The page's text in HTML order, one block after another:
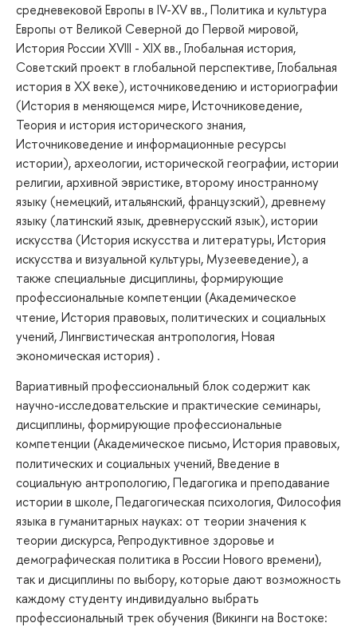
средневековой Европы в IV-XV вв., Политика и культура
Европы от Великой Северной до Первой мировой,
История России XVIII - XIX вв., Глобальная история,
Советский проект в глобальной перспективе, Глобальная
история в ХХ веке), источниковедению и историографии
(История в меняющемся мире, Источниковедение,
Теория и история исторического знания,
Источниковедение и информационные ресурсы
истории), археологии, исторической географии, истории
религии, архивной эвристике, второму иностранному
языку (немецкий, итальянский, французский), древнему
языку (латинский язык, древнерусский язык), истории
искусства (История искусства и литературы, История
искусства и визуальной культуры, Музееведение), а
также специальные дисциплины, формирующие
профессиональные компетенции (Академическое
чтение, История правовых, политических и социальных
учений, Лингвистическая антропология, Новая
экономическая история) .
Вариативный профессиональный блок содержит как
научно-исследовательские и практические семинары,
дисциплины, формирующие профессиональные
компетенции (Академическое письмо, История правовых,
политических и социальных учений, Введение в
социальную антропологию, Педагогика и преподавание
истории в школе, Педагогическая психология, Философия
языка в гуманитарных науках: от теории значения к
теории дискурса, Репродуктивное здоровье и
демографическая политика в России Нового времени),
так и дисциплины по выбору, которые дают возможность
каждому студенту индивидуально выбрать
профессиональный трек обучения (Викинги на Востоке: